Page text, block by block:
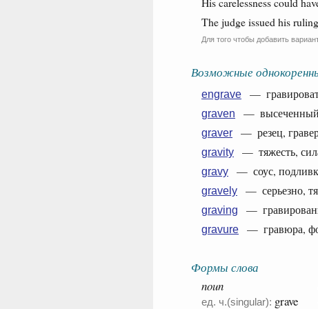
The judge issued his
Для того чтобы добавить
Возможные
engrave —
graven —
graver — резец,
gravity — тяжесть,
gravy — соус,
gravely — серьезно,
graving —
gravure — гравюра,
Формы слова
noun
ед. ч.(singular): grave